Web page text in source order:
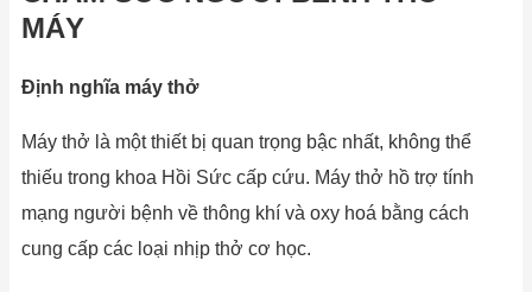
MÁY
Định nghĩa máy thở
Máy thở là một thiết bị quan trọng bậc nhất, không thể
thiếu trong khoa Hồi Sức cấp cứu. Máy thở hồ trợ tính
mạng người bệnh về thông khí và oxy hoá bằng cách
cung cấp các loại nhịp thở cơ học.